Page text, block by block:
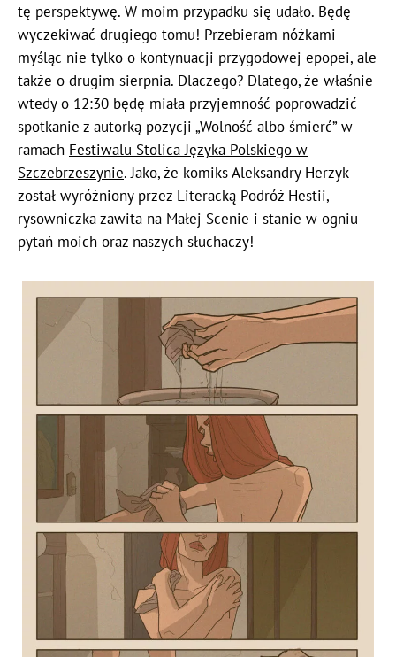
tę perspektywę. W moim przypadku się udało. Będę
wyczekiwać drugiego tomu! Przebieram nóżkami
myśląc nie tylko o kontynuacji przygodowej epopei, ale
także o drugim sierpnia. Dlaczego? Dlatego, że właśnie
wtedy o 12:30 będę miała przyjemność poprowadzić
spotkanie z autorką pozycji „Wolność albo śmierć” w
ramach Festiwalu Stolica Języka Polskiego w
Szczebrzeszynie. Jako, że komiks Aleksandry Herzyk
został wyróżniony przez Literacką Podróż Hestii,
rysowniczka zawita na Małej Scenie i stanie w ogniu
pytań moich oraz naszych słuchaczy!